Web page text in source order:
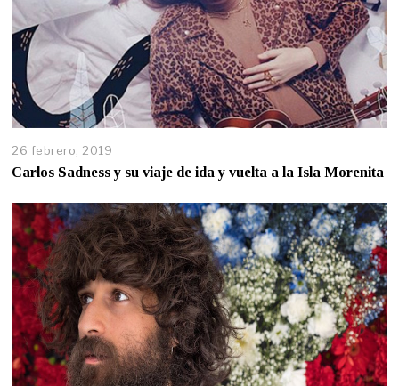
26 febrero, 2019
Carlos Sadness y su viaje de ida y vuelta a la Isla Morenita